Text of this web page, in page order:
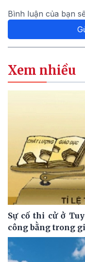
Bình luận của bạn
Xem nhiều
Sự cố thi cử ở
công bằng trong